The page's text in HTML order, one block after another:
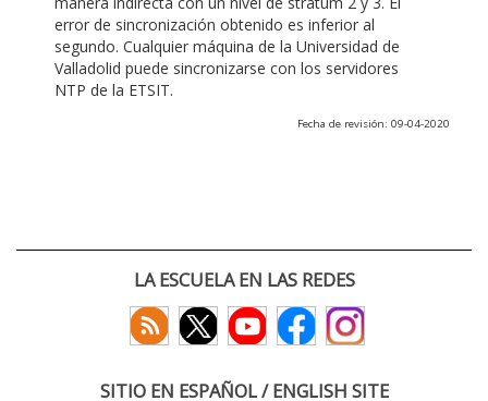
error de sincronización obtenido es inferior al
segundo. Cualquier máquina de la Universidad de
Valladolid puede sincronizarse con los servidores
NTP de la ETSIT.
Fecha de revisión: 09-04-2020
LA ESCUELA EN LAS REDES
SITIO EN ESPAÑOL / ENGLISH SITE